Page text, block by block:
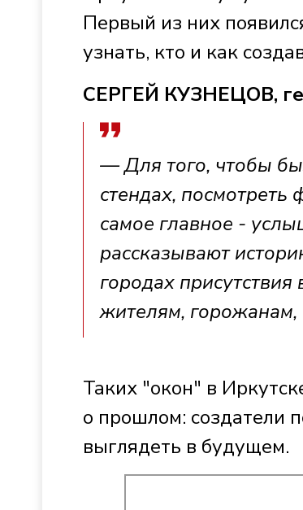
Первый из них
узнать, кто и как
СЕРГЕЙ КУЗНЕЦОВ,
— Для того, чтобы
стендах, посмотреть
самое главное -
рассказывают
городах
жителям,
Таких "окон" в
о прошлом: создатели
выглядеть в будущем.